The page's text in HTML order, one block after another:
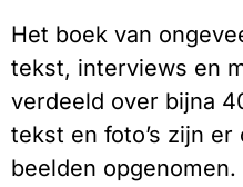
Het boek van
tekst, interviews en
verdeeld over bijna
tekst en foto’s zijn
beelden